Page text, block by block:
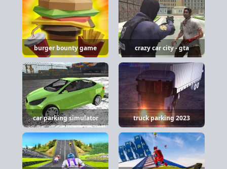
burger bounty game crazy car city - gta
car parking simulator truck parking 2023